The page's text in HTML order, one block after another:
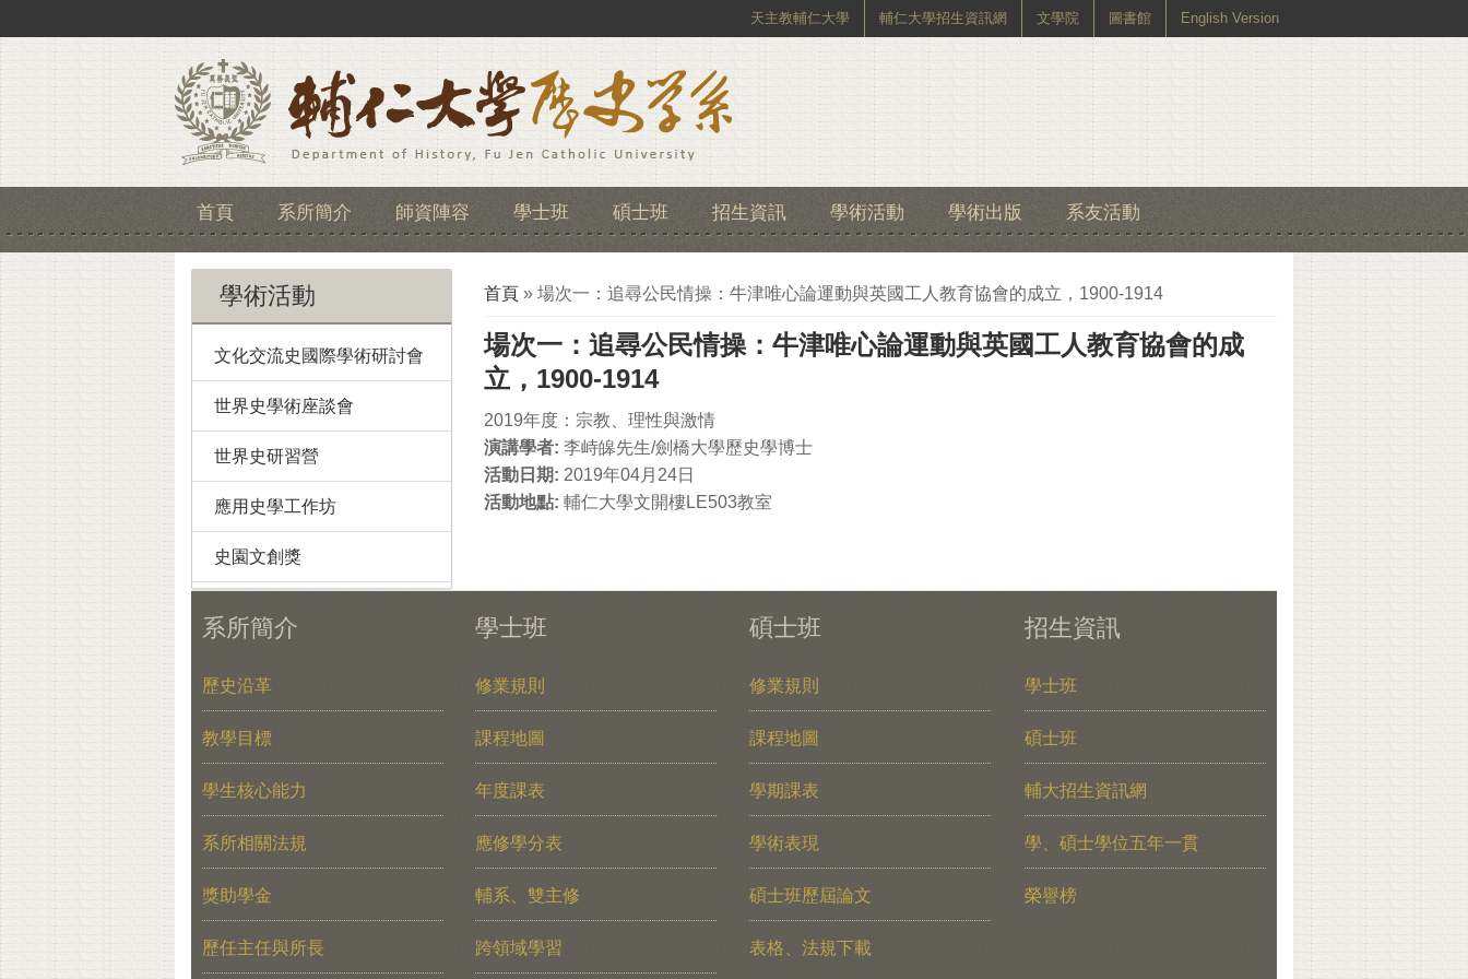
天主教輔仁大學 輔仁大學招生資訊網 文學院 圖書館 English Version
首頁 系所簡介 師資陣容 學士班 碩士班 招生資訊 學術活動 學術出版 系友活動
您在這裡
首頁 » 場次一：追尋公民情操：牛津唯心論運動與英國工人教育協會的成立，1900-1914
場次一：追尋公民情操：牛津唯心論運動與英國工人教育協會的成
立，1900-1914
2019年度：宗教、理性與激情
演講學者:李峙皞先生/劍橋大學歷史學博士
活動日期: 2019年04月24日
活動地點:輔仁大學文開樓LE503教室
學術活動
文化交流史國際學術研討會
世界史學術座談會
世界史研習營
應用史學工作坊
史園文創獎
系所簡介
歷史沿革
教學目標
學生核心能力
系所相關法規
獎助學金
歷任主任與所長
學士班
修業規則
課程地圖
年度課表
應修學分表
輔系、雙主修
跨領域學習
碩士班
修業規則
課程地圖
學期課表
學術表現
碩士班歷屆論文
表格、法規下載
招生資訊
學士班
碩士班
輔大招生資訊網
學、碩士學位五年一貫
榮譽榜